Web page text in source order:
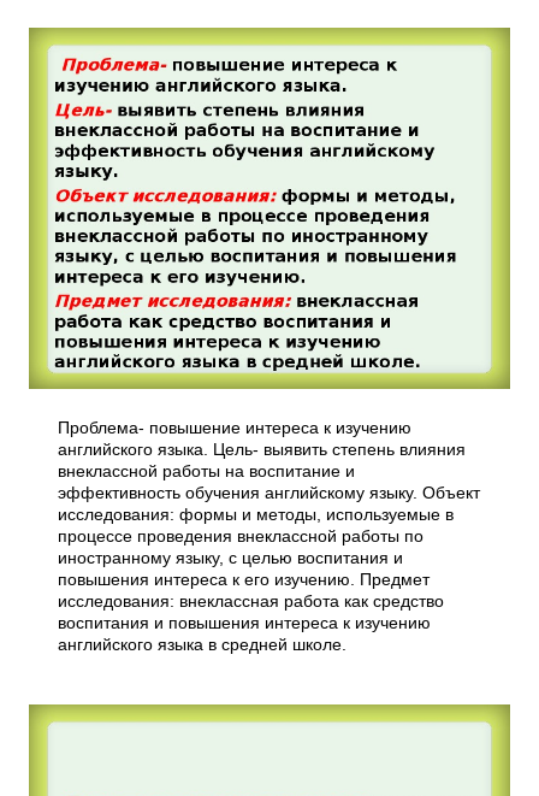
Проблема- повышение интереса к изучению
английского языка. Цель- выявить степень влияния
внеклассной работы на воспитание и
эффективность обучения английскому языку. Объект
исследования: формы и методы, используемые в
процессе проведения внеклассной работы по
иностранному языку, с целью воспитания и
повышения интереса к его изучению. Предмет
исследования: внеклассная работа как средство
воспитания и повышения интереса к изучению
английского языка в средней школе.